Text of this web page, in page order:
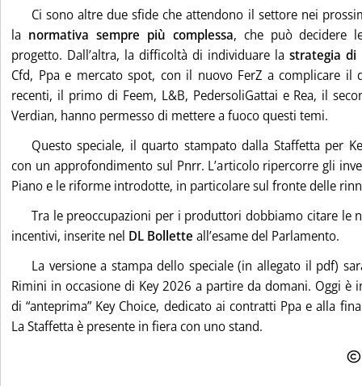
Ci sono altre due sfide che attendono il settore nei
la normativa sempre più complessa, che può decidere
progetto. Dall’altra, la difficoltà di individuare la strategia di
Cfd, Ppa e mercato spot, con il nuovo FerZ a complicare il
recenti, il primo di Feem, L&B, PedersoliGattai e Rea, il
Verdian, hanno permesso di mettere a fuoco questi temi.
Questo speciale, il quarto stampato dalla Staffetta per
con un approfondimento sul Pnrr. L’articolo ripercorre gli
Piano e le riforme introdotte, in particolare sul fronte delle
Tra le preoccupazioni per i produttori dobbiamo citare le
incentivi, inserite nel DL Bollette all’esame del Parlamento.
La versione a stampa dello speciale (in allegato il pdf)
Rimini in occasione di Key 2026 a partire da domani. Oggi è
di “anteprima” Key Choice, dedicato ai contratti Ppa e alla
La Staffetta è presente in fiera con uno stand.